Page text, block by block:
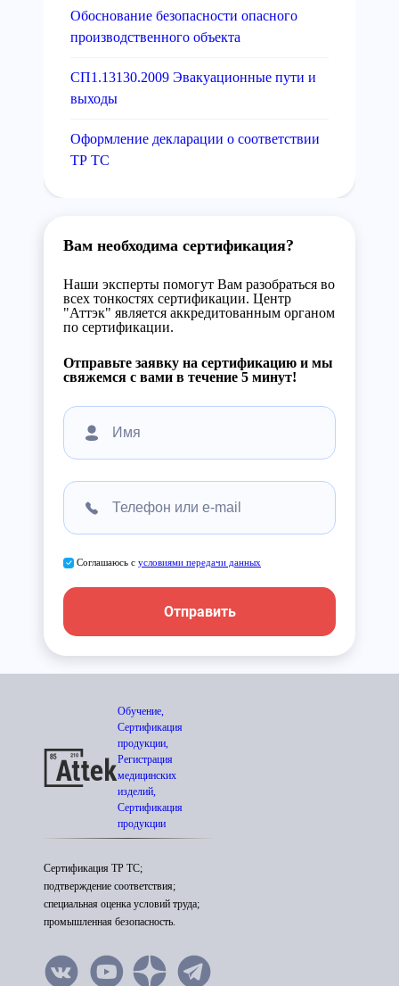
Обоснование безопасности опасного
производственного объекта
СП1.13130.2009 Эвакуационные пути и
выходы
Оформление декларации о соответствии
ТР ТС
Вам необходима сертификация?
Наши эксперты помогут Вам разобраться во
всех тонкостях сертификации. Центр
"Аттэк" является аккредитованным органом
по сертификации.
Отправьте заявку на сертификацию и мы
свяжемся с вами в течение 5 минут!
Соглашаюсь с условиями передачи данных
Отправить
Обучение,
Сертификация
продукции,
Регистрация
медицинских
изделий,
Сертификация
продукции
Сертификация ТР ТС;
подтверждение соответствия;
специальная оценка условий труда;
промышленная безопасность.